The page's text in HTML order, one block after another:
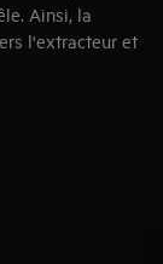
Ainsi, la
l'extracteur et